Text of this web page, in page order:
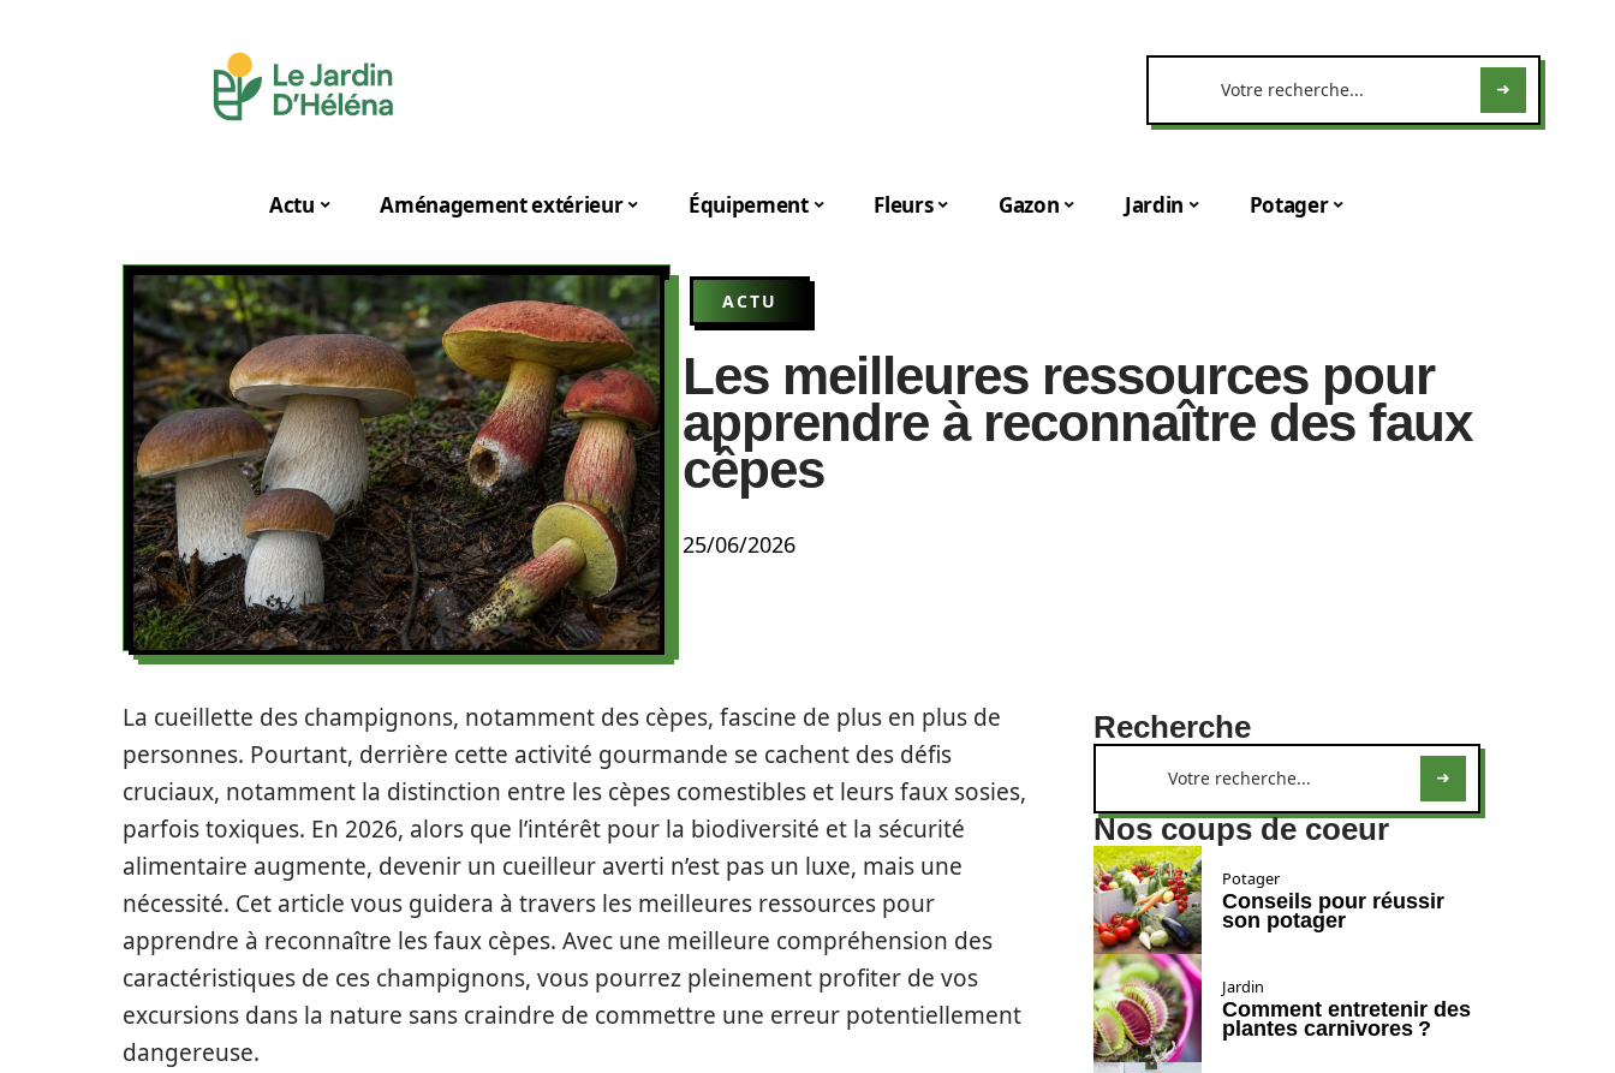
Actu Aménagement extérieur Équipement Fleurs Gazon Jardin Potager
ACTU
Les meilleures ressources pour
apprendre à reconnaître des faux
cêpes
25/06/2026
La cueillette des champignons, notamment des cèpes, fascine de plus en plus de
personnes. Pourtant, derrière cette activité gourmande se cachent des défis
cruciaux, notamment la distinction entre les cèpes comestibles et leurs faux sosies,
parfois toxiques. En 2026, alors que l’intérêt pour la biodiversité et la sécurité
alimentaire augmente, devenir un cueilleur averti n’est pas un luxe, mais une
nécessité. Cet article vous guidera à travers les meilleures ressources pour
apprendre à reconnaître les faux cèpes. Avec une meilleure compréhension des
caractéristiques de ces champignons, vous pourrez pleinement profiter de vos
excursions dans la nature sans craindre de commettre une erreur potentiellement
dangereuse.
Recherche
Nos coups de coeur
Potager
Conseils pour réussir
son potager
Jardin
Comment entretenir des
plantes carnivores ?